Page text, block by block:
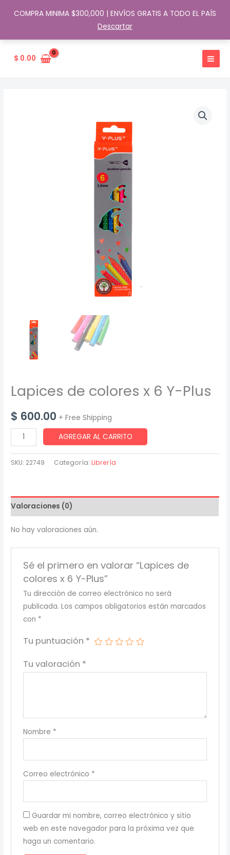
COMPRA MINIMA $300,000 | ENVÍOS GRATIS A TODO EL PAÍS
Descartar
$ 0.00
Lapices de colores x 6 Y-Plus
$ 600.00 + Free Shipping
Lapices
de
colores
Y-
Plus
cantidad
AGREGAR AL CARRITO
SKU: 22749 Categoría:Librería
Valoraciones (0)
No hay valoraciones aún.
Sé el primero en valorar “Lapices de
colores x 6 Y-Plus”
Tu dirección de correo electrónico no será
publicada. Los campos obligatorios están marcados
con *
Tu puntuación *
Tu valoración *
Nombre *
Correo electrónico *
Guardar mi nombre, correo electrónico y sitio
web en este navegador para la próxima vez que
haga un comentario.